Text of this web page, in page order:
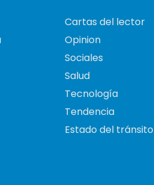
Cartas del lector
Opinion
Sociales
Salud
Tecnología
Tendencia
Estado del tránsito